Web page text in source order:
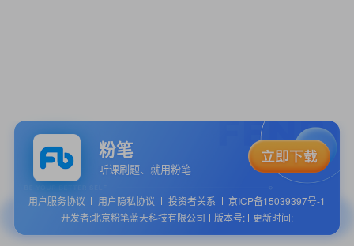
粉笔
听课刷题、就用粉笔
用户服务协议 用户隐私协议 投资者关系
京ICP备15039397号-1
开发者:北京粉笔蓝天科技有限公司
版本号: 更新时间: